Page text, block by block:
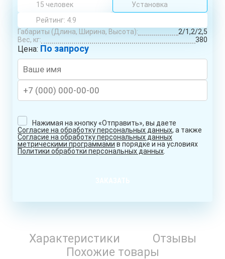
15 человек
Установка
Рейтинг: 4.9
Габариты (Длина, Ширина, Высота):
2/1,2/2,5
Вес, кг:
380
Цена: По запросу
Нажимая на кнопку «Отправить», вы даете
Согласие на обработку персональных данных, а также
Согласие на обработку персональных данных
метрическими программами в порядке и на условиях
Политики обработки персональных данных
Характеристики
Отзывы
Похожие товары